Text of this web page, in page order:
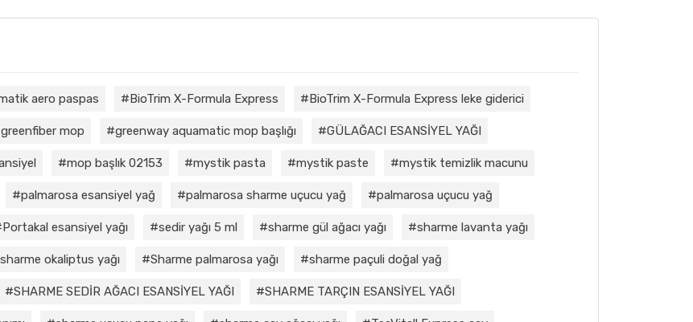
aero paspas BioTrim X-Formula Express BioTrim X-Formula Express leke giderici
greenfiber mop greenway aquamatic mop başlığı GÜLAĞACI ESANSİYEL YAĞI
mop başlık 02153 mystik pasta mystik paste mystik temizlik macunu
palmarosa esansiyel yağ palmarosa sharme uçucu yağ palmarosa uçucu yağ
Portakal esansiyel yağı sedir yağı 5 ml sharme gül ağacı yağı sharme lavanta yağı
sharme okaliptus yağı Sharme palmarosa yağı sharme paçuli doğal yağ
SHARME SEDİR AĞACI ESANSİYEL YAĞI SHARME TARÇIN ESANSİYEL YAĞI